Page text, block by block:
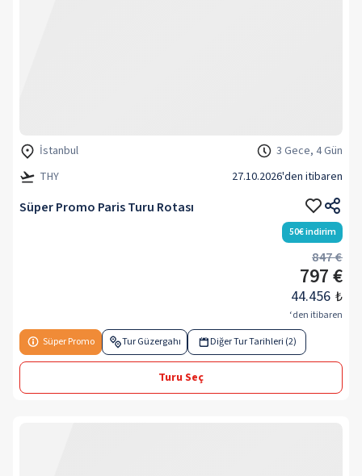
İstanbul
3 Gece, 4 Gün
THY
27.10.2026'den itibaren
Süper Promo Paris Turu Rotası
50€indirim
847 €
797 €
44.456 ₺
‘den itibaren
Süper Promo
Tur Güzergahı Diğer Tur Tarihleri (2)
Turu Seç